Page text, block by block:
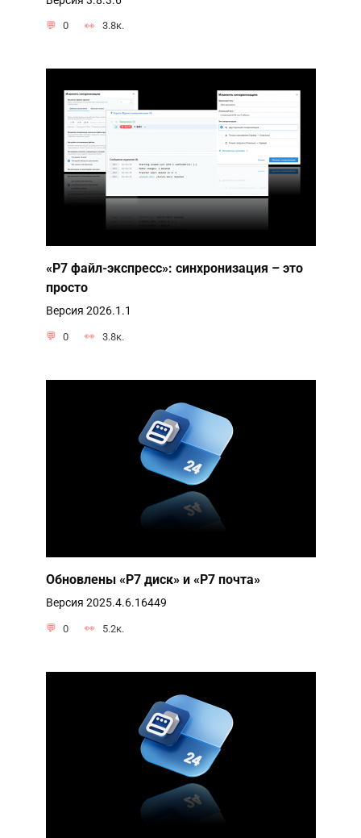
0 3.8к.
«Р7 файл-экспресс»: синхронизация – это
просто
Версия 2026.1.1
0 3.8к.
Обновлены «Р7 диск» и «Р7 почта»
Версия 2025.4.6.16449
0 5.2к.